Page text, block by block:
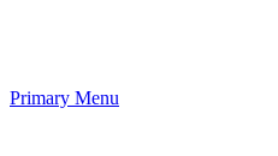
Primary Menu